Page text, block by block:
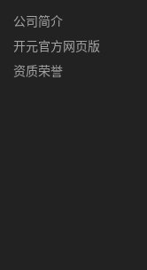
公司简介
开元官方网页版
资质荣誉